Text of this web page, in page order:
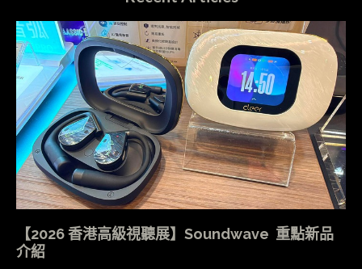
【2026 香港高級視聽展】Soundwave 重點新品
介紹